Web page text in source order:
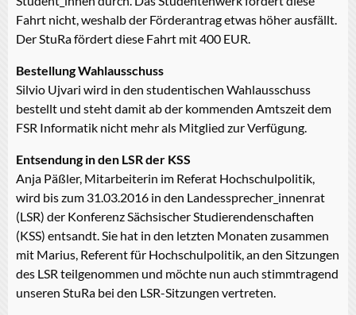
Fahrt nicht, weshalb der Förderantrag etwas höher ausfällt.
Der StuRa fördert diese Fahrt mit 400 EUR.
Bestellung Wahlausschuss
Silvio Ujvari wird in den studentischen Wahlausschuss
bestellt und steht damit ab der kommenden Amtszeit dem
FSR Informatik nicht mehr als Mitglied zur Verfügung.
Entsendung in den LSR der KSS
Anja Päßler, Mitarbeiterin im Referat Hochschulpolitik,
wird bis zum 31.03.2016 in den Landessprecher_innenrat
(LSR) der Konferenz Sächsischer Studierendenschaften
(KSS) entsandt. Sie hat in den letzten Monaten zusammen
mit Marius, Referent für Hochschulpolitik, an den Sitzungen
des LSR teilgenommen und möchte nun auch stimmtragend
unseren StuRa bei den LSR-Sitzungen vertreten.